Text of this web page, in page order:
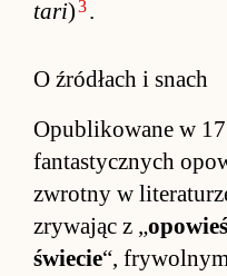
tari)3.
O źródłach i snach
Opubliko­wane w
fan­tastycz­nych
zwrotny w
zrywając z „
świe­cie“,